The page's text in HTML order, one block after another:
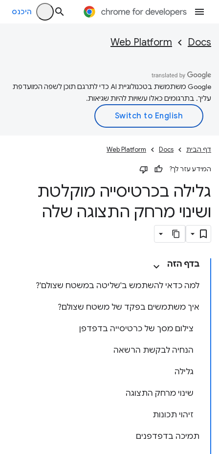
היכנס
Docs
Web Platform
‫Google משתמשת בטכנולוגיית AI כדי לתרגם תוכן לשפה המועדפת
עליך. בתרגומים כאלו עשויות להיות שגיאות.
דף הבית Docs
Web Platform
המידע עזר לך?
גלילה בכרטיסייה מוקלטת
ושינוי מרחק התצוגה שלה
בדף הזה
למה כדאי להשתמש ב'שליטה במשטח שצולם'?
איך משתמשים בפקד של משטח שצולם?
צילום מסך של כרטיסייה בדפדפן
הנחיה לבקשת הרשאה
גלילה
שינוי מרחק התצוגה
זיהוי תכונות
תמיכה בדפדפנים